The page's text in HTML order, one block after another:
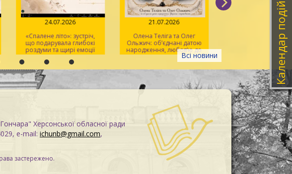
Всі новини
24.07.2026
«Спалене літо»: зустріч,
що подарувала глибокі
роздуми та щирі емоції
21.07.2026
Олена Теліга та Олег
Ольжич: об’єднані датою
народження, любов’ю до
України та жертовністю
заради неї
20.07.2026
Мистецтво
Херсонської обласної ради
e-mail: ichunb@gmail.com,
застережено.
Календар подій